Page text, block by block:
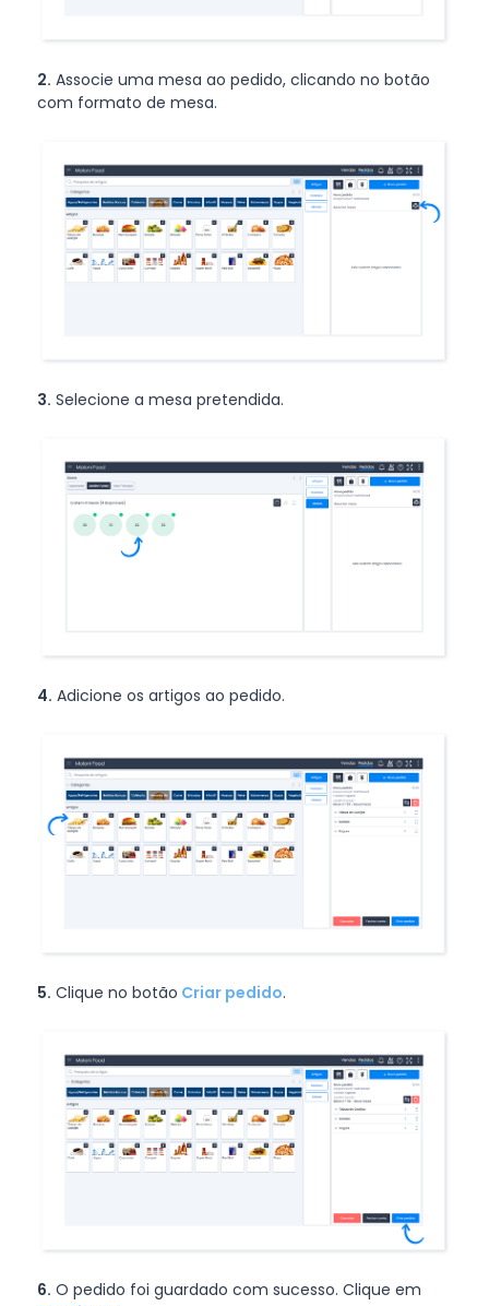
2. Associe uma mesa ao pedido, clicando no botão
com formato de mesa.
3. Selecione a mesa pretendida.
4. Adicione os artigos ao pedido.
5. Clique no botão Criar pedido.
6. O pedido foi guardado com sucesso. Clique em